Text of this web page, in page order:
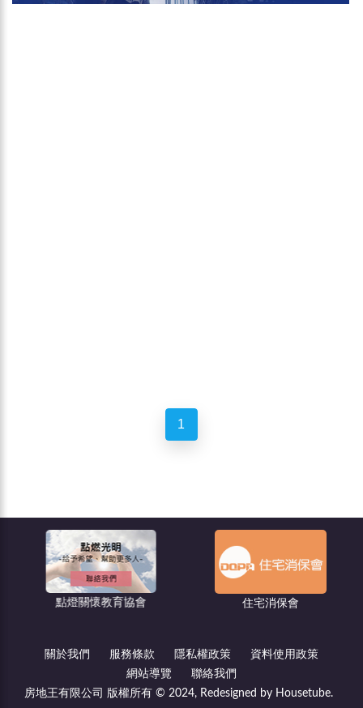
1
點燈關懷教育協會 住宅消保會
關於我們 服務條款 隱私權政策
資料使用政策
網站導覽
聯絡我們
房地王有限公司 版權所有 © 2024, Redesigned by Housetube.